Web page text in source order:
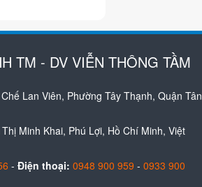
TM - DV VIỄN THÔNG TẦM
Lan Viên, Phường Tây Thạnh, Quận Tân
Minh Khai, Phú Lợi, Hồ Chí Minh, Việt
- Điện thoại: 0948 900 959 - 0933 900